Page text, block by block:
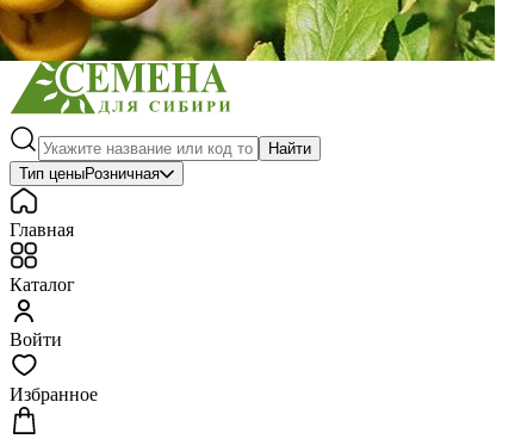
Обустройство сада, декор
Найти
Тип ценыРозничная
Главная
Каталог
Войти
Избранное